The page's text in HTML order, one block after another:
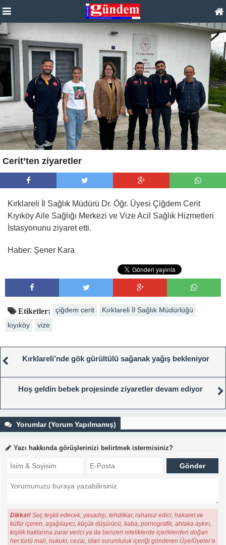
Cerit’ten ziyaretler
Kırklareli İl Sağlık Müdürü Dr. Öğr. Üyesi Çiğdem Cerit
Kıyıköy Aile Sağlığı Merkezi ve Vize Acil Sağlık Hizmetleri
İstasyonunu ziyaret etti.
Haber: Şener Kara
Etiketler: çiğdem cerit
Kırklareli İl Sağlık Müdürlüğü
kıyıköy
vize
Kırklareli’nde gök gürültülü sağanak yağış bekleniyor
Hoş geldin bebek projesinde ziyaretler devam ediyor
Yorumlar (Yorum Yapılmamış)
Yazı hakkında görüşlerinizi belirtmek istermisiniz?
Dikkat! Suç teşkil edecek, yasadışı, tehditkar, rahatsız edici, hakaret ve
küfür içeren, aşağılayıcı, küçük düşürücü, kaba, pornografik, ahlaka aykırı,
kişilik haklarına zarar verici ya da benzeri niteliklerde içeriklerden doğan
her türlü mali, hukuki, cezai, idari sorumluluk içeriği gönderen Üye/Üyeler’e